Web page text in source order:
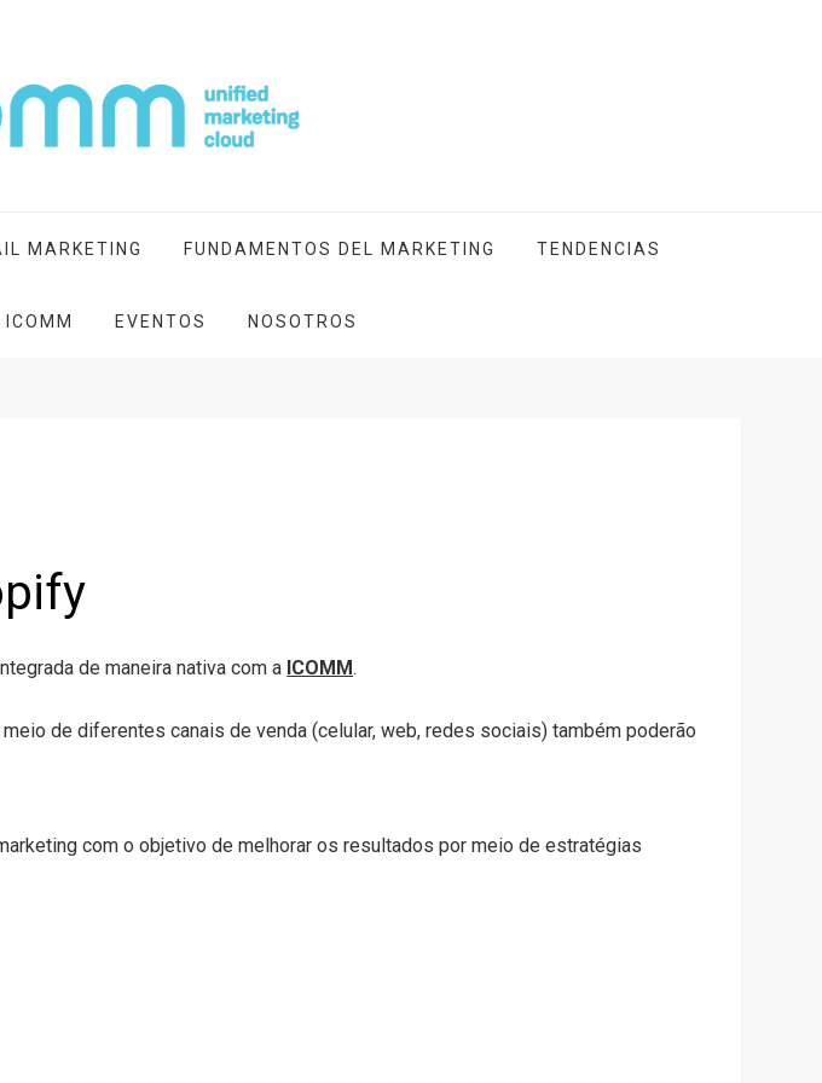
MARKETING FUNDAMENTOS DEL MARKETING TENDENCIAS
EVENTOS NOSOTROS
de maneira nativa com a ICOMM.
de diferentes canais de venda (celular, web, redes sociais) também poderão
com o objetivo de melhorar os resultados por meio de estratégias